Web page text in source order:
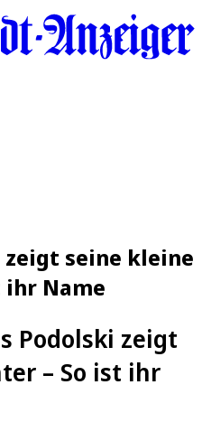
seine kleine
ihr Name
Podolski zeigt
– So ist ihr